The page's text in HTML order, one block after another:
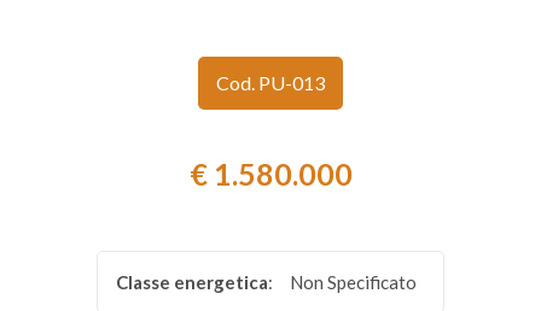
Cod. PU-013
€ 1.580.000
Classe energetica: Non Specificato